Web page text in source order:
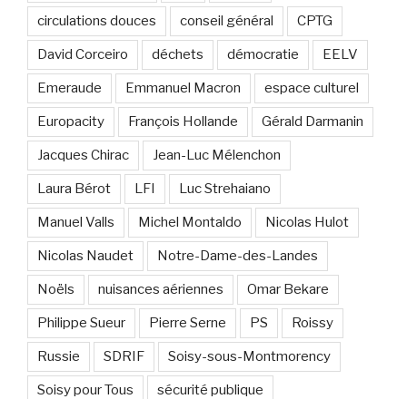
circulations douces conseil général CPTG
David Corceiro déchets démocratie EELV
Emeraude Emmanuel Macron espace culturel
Europacity François Hollande Gérald Darmanin
Jacques Chirac Jean-Luc Mélenchon
Laura Bérot LFI Luc Strehaiano
Manuel Valls Michel Montaldo Nicolas Hulot
Nicolas Naudet Notre-Dame-des-Landes
Noëls nuisances aériennes Omar Bekare
Philippe Sueur Pierre Serne PS Roissy
Russie SDRIF Soisy-sous-Montmorency
Soisy pour Tous sécurité publique